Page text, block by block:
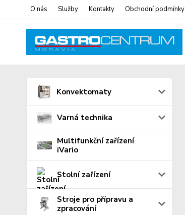
O nás Služby Kontakty Obchodní podmínky
Konvektomaty
Varná technika
Multifunkční zařízení
iVario
Stolní zařízení
Stroje pro přípravu a
zpracování